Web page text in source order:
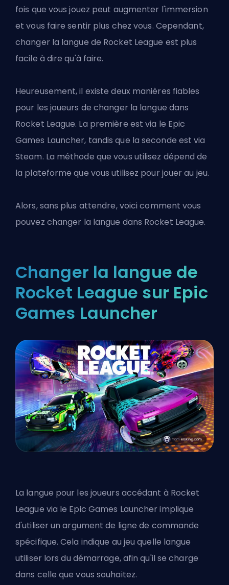
fois que vous jouez peut augmenter l'immersion
et vous faire sentir plus chez vous. Cependant,
changer la langue de Rocket League est plus
facile à dire qu'à faire.
Heureusement, il existe deux manières fiables
pour les joueurs de changer la langue dans
Rocket League. La première est via le Epic
Games Launcher, tandis que la seconde est via
Steam. La méthode que vous utilisez dépend de
la plateforme que vous utilisez pour jouer au jeu.
Alors, sans plus attendre, voici comment vous
pouvez changer la langue dans Rocket League.
Changer la langue de
Rocket League sur Epic
Games Launcher
La langue pour les joueurs accédant à Rocket
League via le Epic Games Launcher implique
d'utiliser un argument de ligne de commande
spécifique. Cela indique au jeu quelle langue
utiliser lors du démarrage, afin qu'il se charge
dans celle que vous souhaitez.